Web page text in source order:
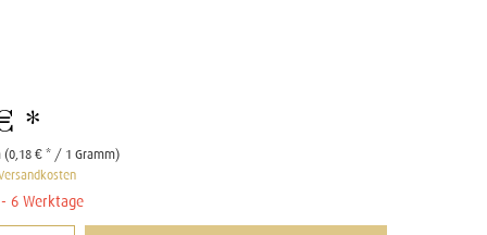
*
(0,18 € * / 1 Gramm)
6 Werktage